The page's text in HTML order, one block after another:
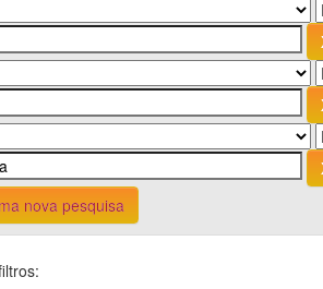
nova pesquisa